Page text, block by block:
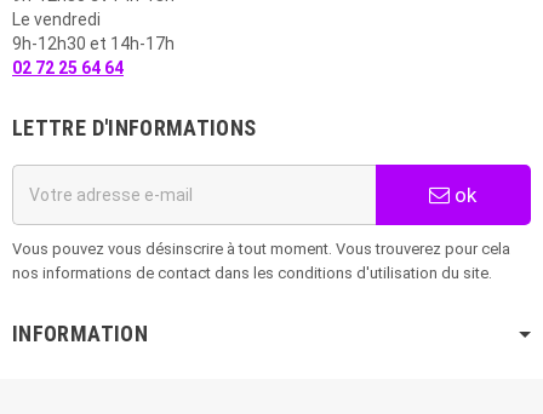
Le vendredi
9h-12h30 et 14h-17h
02 72 25 64 64
LETTRE D'INFORMATIONS
ok
Vous pouvez vous désinscrire à tout moment. Vous trouverez pour cela
nos informations de contact dans les conditions d'utilisation du site.
INFORMATION